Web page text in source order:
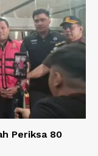
Periksa 80